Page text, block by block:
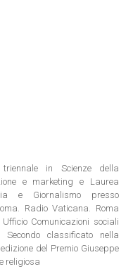
in Scienze della
e marketing e Laurea
e Giornalismo presso
Radio Vaticana. Roma
Comunicazioni sociali
classificato nella
del Premio Giuseppe
religiosa